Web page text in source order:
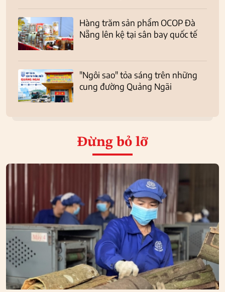
Hàng trăm sản phẩm OCOP Đà
Nẵng lên kệ tại sân bay quốc tế
"Ngôi sao" tỏa sáng trên những
cung đường Quảng Ngãi
Đừng bỏ lỡ